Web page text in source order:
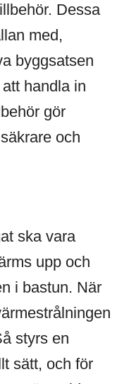
Dessa
med,
byggsatsen
handla in
gör
och
ska vara
upp och
i bastun. När
styrs en
sätt, och för